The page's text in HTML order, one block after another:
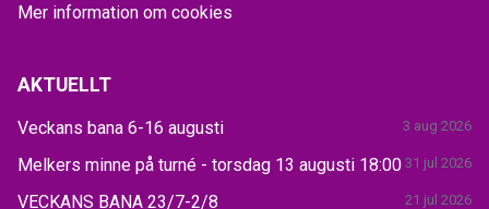
Mer information om cookies
AKTUELLT
Veckans bana 6-16 augusti 3 aug 2026
Melkers minne på turné - torsdag 13 augusti 18:00 31 jul 2026
VECKANS BANA 23/7-2/8 21 jul 2026